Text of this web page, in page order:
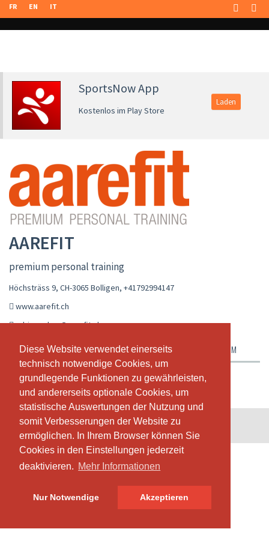
Diese Website verwendet einerseits
technisch notwendige Cookies, um
grundlegende Funktionen zu gewährleisten,
und andererseits optionale Cookies, um
statistische Auswertungen der Nutzung und
somit Verbesserungen der Website zu
ermöglichen. In Ihrem Browser können Sie
Cookies in den Einstellungen jederzeit
deaktivieren. Mehr Informationen
Nur Notwendige Akzeptieren
Diese Website verwendet einerseits
technisch notwendige Cookies, um
grundlegende Funktionen zu gewährleisten,
und andererseits optionale Cookies, um
statistische Auswertungen der Nutzung und
somit Verbesserungen der Website zu
ermöglichen. In Ihrem Browser können Sie
Cookies in den Einstellungen jederzeit
deaktivieren. Mehr Informationen
Nur Notwendige Akzeptieren
FR EN IT
SportsNow App
Kostenlos im Play Store
Laden
AAREFIT
premium personal training
Höchsträss 9, CH-3065 Bolligen, +41792994147
www.aarefit.ch
adrian.reber@aarefit.ch
ABONNEMENTE & PREISE ÜBER UNS UNSER TEAM
© SportsNow® 2026. Die Schweizer Software für dein Studio.